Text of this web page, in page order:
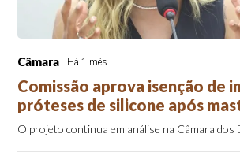
Câmara Há 1 mês
Comissão aprova isenção de
próteses de silicone após
O projeto continua em análise na Câmara dos